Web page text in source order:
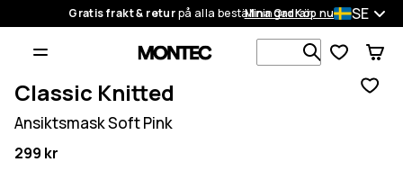
Gratis frakt & returpå alla beställningarKöp nu
Mina Ordrar SE
Sök bland
Classic Knitted
Ansiktsmask Soft Pink
299 kr